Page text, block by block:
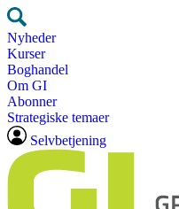
Nyheder
Kurser
Boghandel
Om GI
Abonner
Strategiske temaer
Selvbetjening